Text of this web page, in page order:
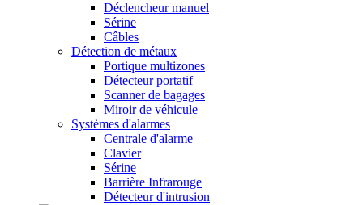
Déclencheur manuel
Sérine
Câbles
Détection de métaux
Portique multizones
Détecteur portatif
Scanner de bagages
Miroir de véhicule
Systèmes d'alarmes
Centrale d'alarme
Clavier
Sérine
Barrière Infrarouge
Détecteur d'intrusion